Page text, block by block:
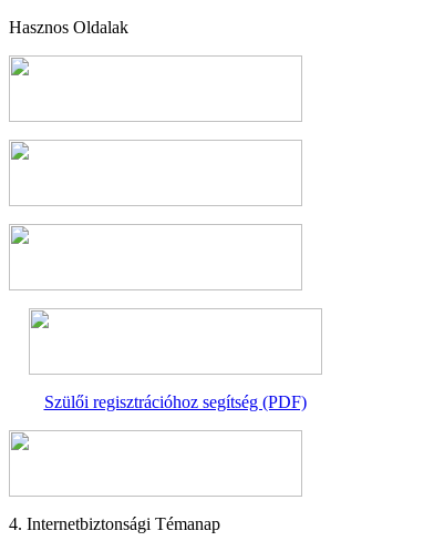
Hasznos Oldalak
Szülői regisztrációhoz segítség (PDF)
4. Internetbiztonsági Témanap